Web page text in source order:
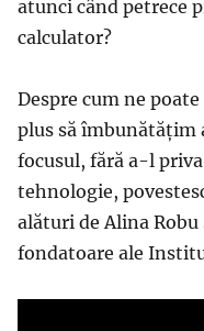
atunci când petrece
calculator?
Despre cum ne
plus să îmbunătățim
focusul, fără a-l priva
tehnologie,
alături de Alina
fondatoare ale